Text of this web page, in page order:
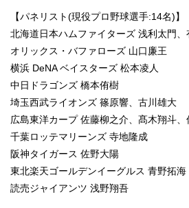
【パネリスト(現役プロ野球選手:14名)】
北海道日本ハムファイターズ 浅利太門、
オリックス・バファローズ 山口廉王
横浜 DeNA ベイスターズ 松本凌人
中日ドラゴンズ 橋本侑樹
埼玉西武ライオンズ 篠原響、古川雄大
広島東洋カープ 佐藤柳之介、髙木翔斗、
千葉ロッテマリーンズ 寺地隆成
阪神タイガース 佐野大陽
東北楽天ゴールデンイーグルス 青野拓海
読売ジャイアンツ 浅野翔吾